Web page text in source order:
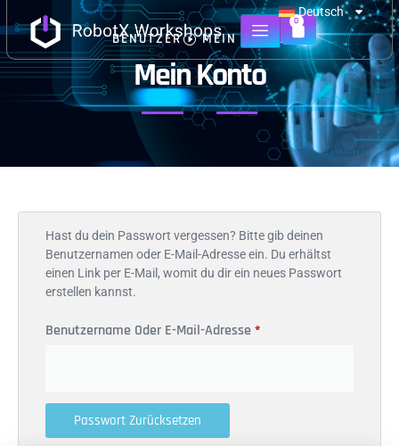
Deutsch
0
BENUTZER MEIN KONTO
Mein Konto
Hast du dein Passwort vergessen? Bitte gib deinen
Benutzernamen oder E-Mail-Adresse ein. Du erhältst
einen Link per E-Mail, womit du dir ein neues Passwort
erstellen kannst.
Benutzername Oder E-Mail-Adresse *
Passwort Zurücksetzen